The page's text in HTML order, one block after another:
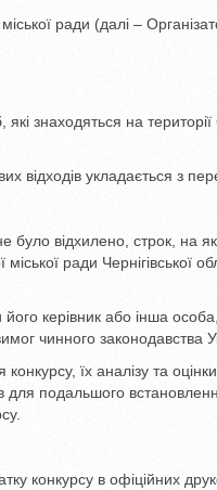
ради (далі –
знаходяться на території
відходів укладається з
було відхилено, строк, на
ради Чернігівської
керівник або інша
чинного законодавства
їх аналізу та
для подальшого
конкурсу в офіційних